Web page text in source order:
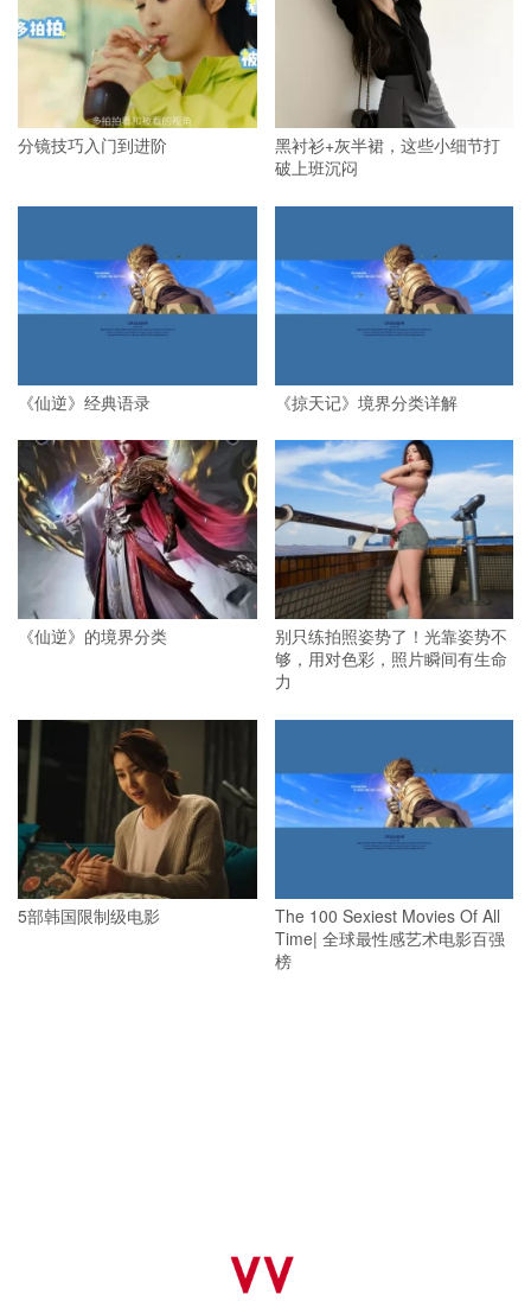
分镜技巧入门到进阶
黑衬衫+灰半裙，这些小细节打
破上班沉闷
《仙逆》经典语录 《掠天记》境界分类详解
《仙逆》的境界分类
别只练拍照姿势了！光靠姿势不
够，用对色彩，照片瞬间有生命
力
5部韩国限制级电影
The 100 Sexiest Movies Of All
Time| 全球最性感艺术电影百强
榜